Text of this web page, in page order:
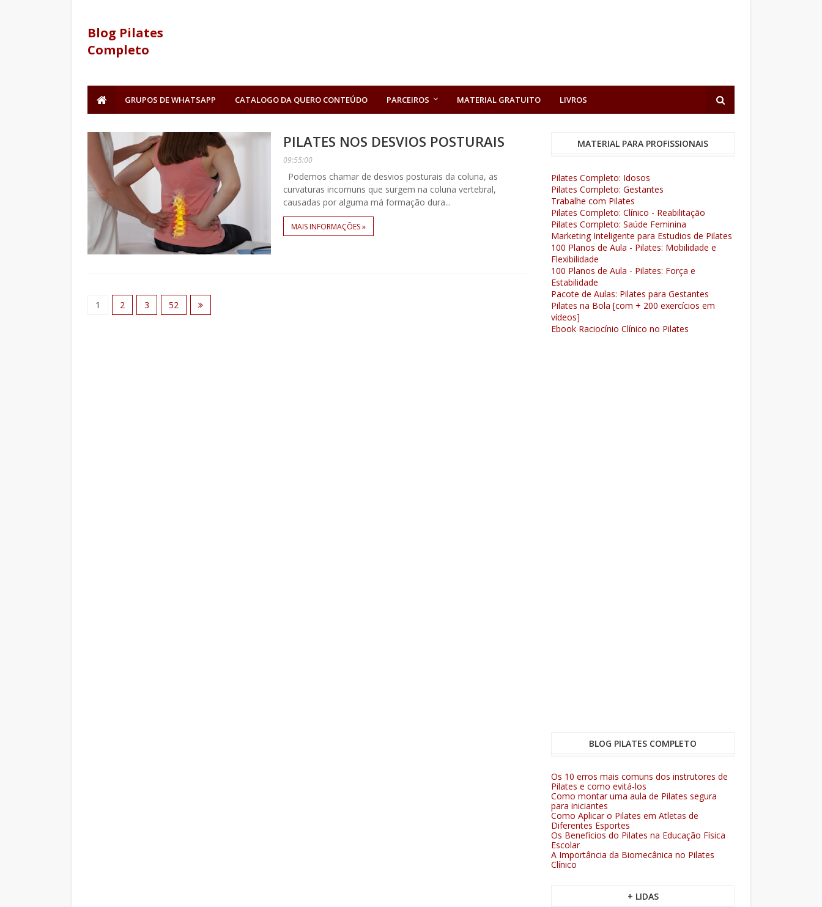
Blog Pilates
Completo
GRUPOS DE WHATSAPP CATALOGO DA QUERO CONTEÚDO PARCEIROS MATERIAL GRATUITO LIVROS
PILATES NOS DESVIOS POSTURAIS
09:55:00
Podemos chamar de desvios posturais da coluna, as
curvaturas incomuns que surgem na coluna vertebral,
causadas por alguma má formação dura...
MAIS INFORMAÇÕES »
1 2 3 52
MATERIAL PARA PROFISSIONAIS
Pilates Completo: Idosos
Pilates Completo: Gestantes
Trabalhe com Pilates
Pilates Completo: Clínico - Reabilitação
Pilates Completo: Saúde Feminina
Marketing Inteligente para Estudios de Pilates
100 Planos de Aula - Pilates: Mobilidade e
Flexibilidade
100 Planos de Aula - Pilates: Força e
Estabilidade
Pacote de Aulas: Pilates para Gestantes
Pilates na Bola [com + 200 exercícios em
vídeos]
Ebook Raciocínio Clínico no Pilates
BLOG PILATES COMPLETO
Os 10 erros mais comuns dos instrutores de
Pilates e como evitá-los
Como montar uma aula de Pilates segura
para iniciantes
Como Aplicar o Pilates em Atletas de
Diferentes Esportes
Os Benefícios do Pilates na Educação Física
Escolar
A Importância da Biomecânica no Pilates
Clínico
+ LIDAS